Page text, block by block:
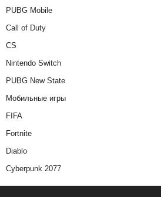
PUBG Mobile
Call of Duty
CS
Nintendo Switch
PUBG New State
Мобильные игры
FIFA
Fortnite
Diablo
Cyberpunk 2077